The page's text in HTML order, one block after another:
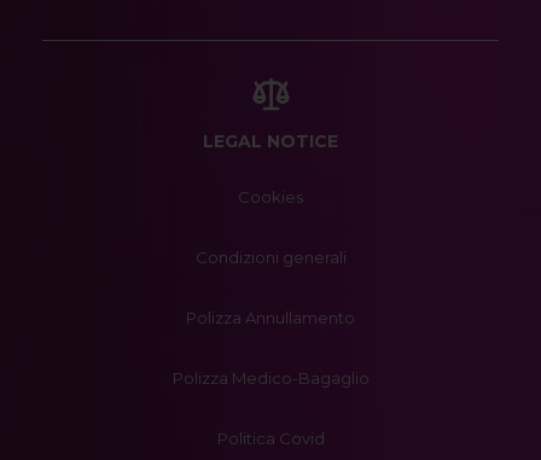
LEGAL NOTICE
Cookies
Condizioni generali
Polizza Annullamento
Polizza Medico-Bagaglio
Politica Covid